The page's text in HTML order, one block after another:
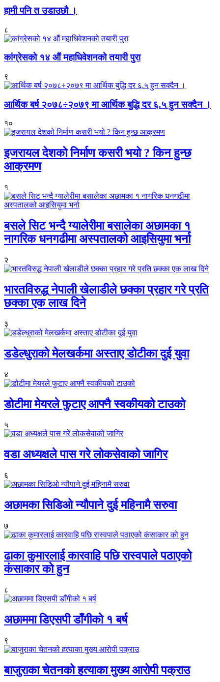
हामी पनि त उडाउछौ ।
८
कांग्रेसको १४ औं महाधिवेशनको तयारी पुरा
९
आर्थिक बर्ष २०७८÷२०७९ मा आर्थिक बुद्धि दर ६.५ हुन सक्दैन ।
१०
इजरायल देशको निर्माण कसरी भयो ? किन हुन्छ
आक्रमण
१
बसले सिट भन्दै ग्यालेरीमा बसालेका अछामका १
नागरिक धनगढीमा अस्पतालको आइसियुमा भर्ना
२
भारतविरुद्ध नेपाली खेलाडीले छक्का प्रहार गरे प्रति
छक्का एक लाख दिने
३
डडेल्धुराको मेलखर्कमा अस्ताए डोटीका दुई युवा
४
डोटीमा मेयरले फुटाए आफ्नै स्वकीयको टाउको
५
वडा अध्यक्षले पास गरे लोकसेवाको जागिर
६
अछामका सिडिओ न्यौपाने दुई महिनामै सरुवा
७
ढाका कुमारलाई कारवाहि पछि रास्वपाले पठाएको
कंसाकार को हुन
८
अछाममा डिएसपी डाँगीको १ बर्ष
९
बाजुराका चेतनको हत्याका मुख्य आरोपी पक्राउ